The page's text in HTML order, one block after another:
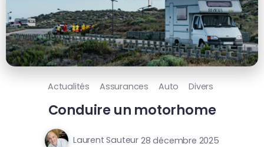
Actualités Assurances Auto Divers
Conduire un motorhome
Laurent Sauteur 28 décembre 2025